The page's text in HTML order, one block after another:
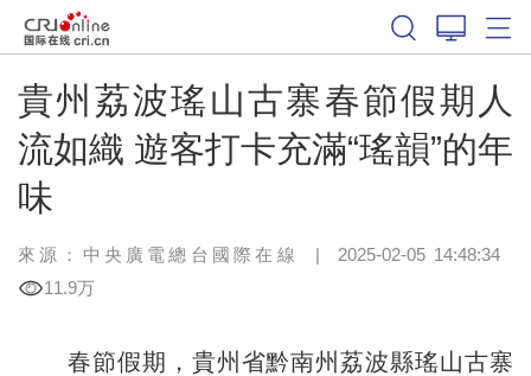
貴州荔波瑤山古寨春節假期人
流如織 遊客打卡充滿“瑤韻”的年
味
來源：中央廣電總台國際在線 | 2025-02-05 14:48:34
11.9万
春節假期，貴州省黔南州荔波縣瑤山古寨